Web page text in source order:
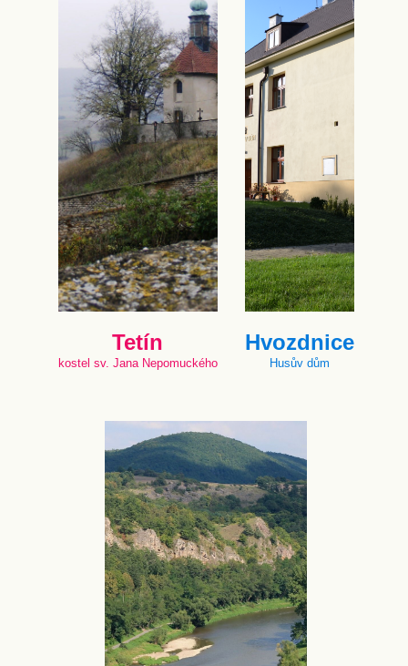
Tetín
kostel sv. Jana Nepomuckého
Hvozdnice
Husův dům